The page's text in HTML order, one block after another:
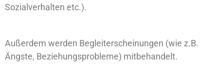
Sozialverhalten etc.).
Außerdem werden Begleiterscheinungen (wie z.B.
Ängste, Beziehungsprobleme) mitbehandelt.